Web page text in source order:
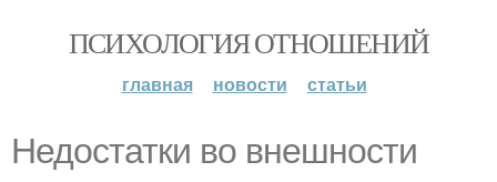
ПСИХОЛОГИЯ ОТНОШЕНИЙ
главная новости статьи
Недостатки во внешности